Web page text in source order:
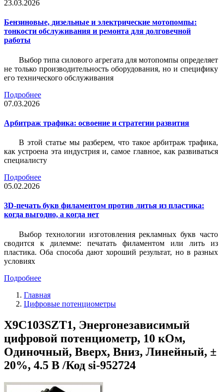
23.03.2026
Бензиновые, дизельные и электрические мотопомпы:
тонкости обслуживания и ремонта для долговечной
работы
Выбор типа силового агрегата для мотопомпы определяет
не только производительность оборудования, но и специфику
его технического обслуживания
Подробнее
07.03.2026
Арбитраж трафика: освоение и стратегии развития
В этой статье мы разберем, что такое арбитраж трафика,
как устроена эта индустрия и, самое главное, как развиваться
специалисту
Подробнее
05.02.2026
3D-печать букв филаментом против литья из пластика:
когда выгодно, а когда нет
Выбор технологии изготовления рекламных букв часто
сводится к дилемме: печатать филаментом или лить из
пластика. Оба способа дают хороший результат, но в разных
условиях
Подробнее
Главная
Цифровые потенциометры
X9C103SZT1, Энергонезависимый
цифровой потенциометр, 10 кОм,
Одиночный, Вверх, Вниз, Линейный, ±
20%, 4.5 В /Код si-952724